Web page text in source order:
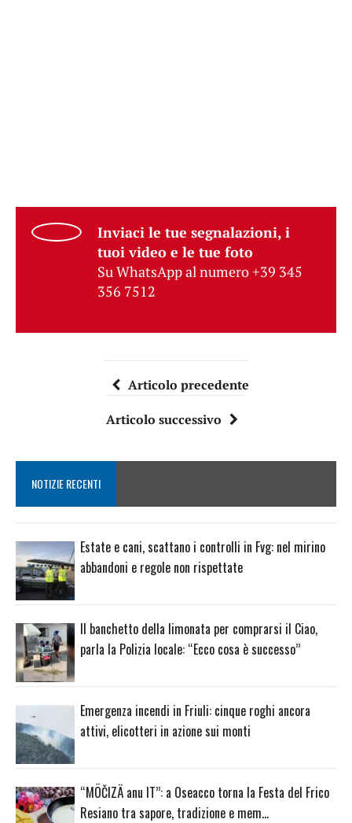
Inviaci le tue segnalazioni, i
tuoi video e le tue foto
Su WhatsApp al numero +39 345
356 7512
Articolo precedente
Articolo successivo
NOTIZIE RECENTI
Estate e cani, scattano i controlli in Fvg: nel mirino
abbandoni e regole non rispettate
Il banchetto della limonata per comprarsi il Ciao,
parla la Polizia locale: “Ecco cosa è successo”
Emergenza incendi in Friuli: cinque roghi ancora
attivi, elicotteri in azione sui monti
“MÖČIZÄ anu IT”: a Oseacco torna la Festa del Frico
Resiano tra sapore, tradizione e mem…